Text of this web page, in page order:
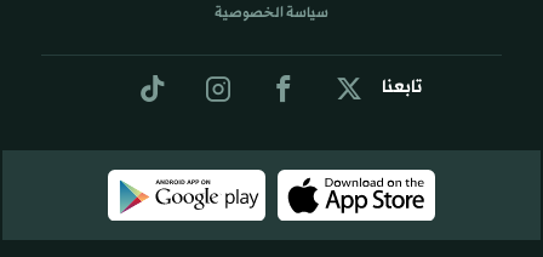
تابعنا
سياسة الخصوصية